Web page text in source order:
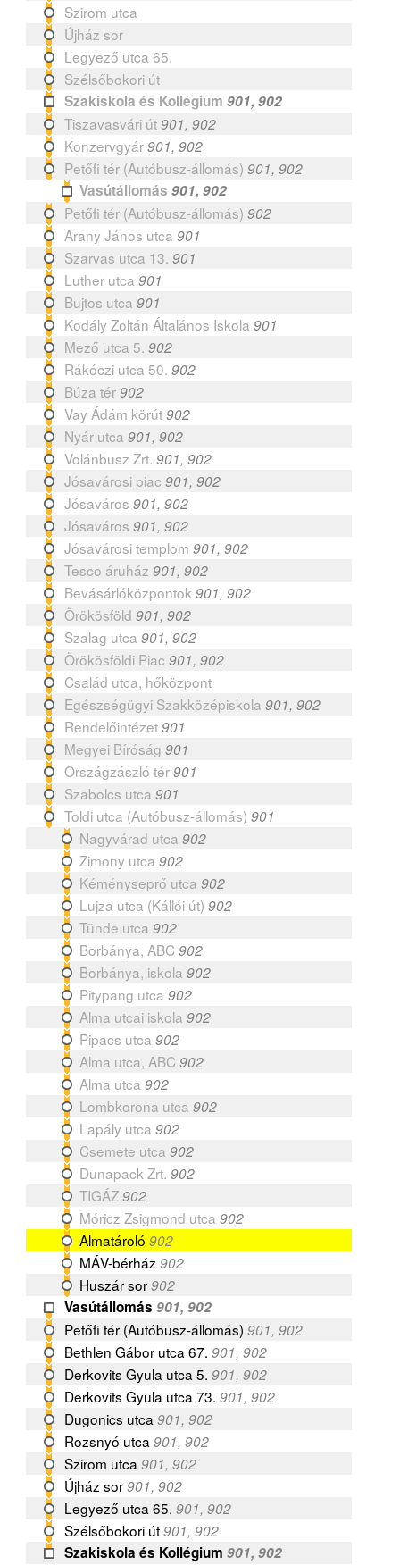
Szirom utca
Újház sor
Legyező utca 65.
Szélsőbokori út
Szakiskola és Kollégium 901, 902
Tiszavasvári út901, 902
Konzervgyár901, 902
Petőfi tér (Autóbusz-állomás) 901, 902
Vasútállomás 901, 902
Petőfi tér (Autóbusz-állomás) 902
Arany János utca 901
Szarvas utca 13. 901
Luther utca 901
Bujtos utca 901
Kodály Zoltán Általános Iskola 901
Mező utca 5. 902
Rákóczi utca 50. 902
Búza tér902
Vay Ádám körút902
Nyár utca 901, 902
Volánbusz Zrt. 901, 902
Jósavárosi piac 901, 902
Jósaváros 901, 902
Jósaváros 901, 902
Jósavárosi templom 901, 902
Tesco áruház 901, 902
Bevásárlóközpontok 901, 902
Örökösföld 901, 902
Szalag utca 901, 902
Örökösföldi Piac 901, 902
Család utca, hőközpont
Egészségügyi Szakközépiskola 901, 902
Rendelőintézet901
Megyei Bíróság 901
Országzászló tér901
Szabolcs utca 901
Toldi utca (Autóbusz-állomás) 901
Nagyvárad utca 902
Zimony utca 902
Kéményseprő utca 902
Lujza utca (Kállói út) 902
Tünde utca 902
Borbánya, ABC 902
Borbánya, iskola 902
Pitypang utca 902
Alma utcai iskola 902
Pipacs utca 902
Alma utca, ABC 902
Alma utca 902
Lombkorona utca 902
Lapály utca 902
Csemete utca 902
Dunapack Zrt. 902
TIGÁZ902
Móricz Zsigmond utca 902
Almatároló 902
MÁV-bérház 902
Huszár sor902
Vasútállomás 901, 902
Petőfi tér (Autóbusz-állomás) 901, 902
Bethlen Gábor utca 67. 901, 902
Derkovits Gyula utca 5. 901, 902
Derkovits Gyula utca 73. 901, 902
Dugonics utca 901, 902
Rozsnyó utca 901, 902
Szirom utca 901, 902
Újház sor901, 902
Legyező utca 65. 901, 902
Szélsőbokori út901, 902
Szakiskola és Kollégium 901, 902